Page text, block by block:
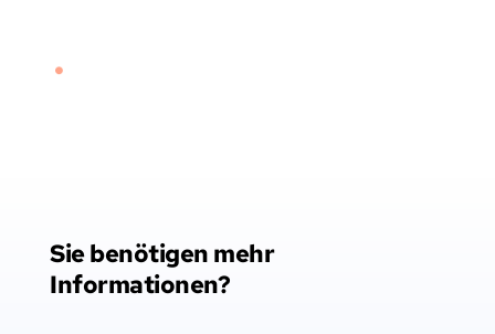
Sie benötigen mehr
Informationen?